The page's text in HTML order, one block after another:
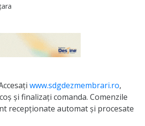
www.sdgdezmembrari.ro,
și finalizați comanda. Comenzile
recepționate automat și procesate